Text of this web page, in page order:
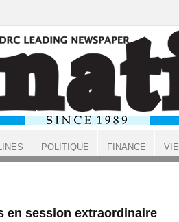
en session extraordinaire
POLITIQUE FINANCE VIE